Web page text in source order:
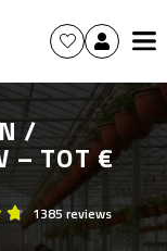
/
– TOT €
1385 reviews